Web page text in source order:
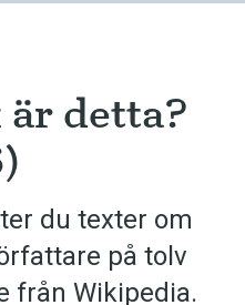
detta?
du texter om
på tolv
från Wikipedia.